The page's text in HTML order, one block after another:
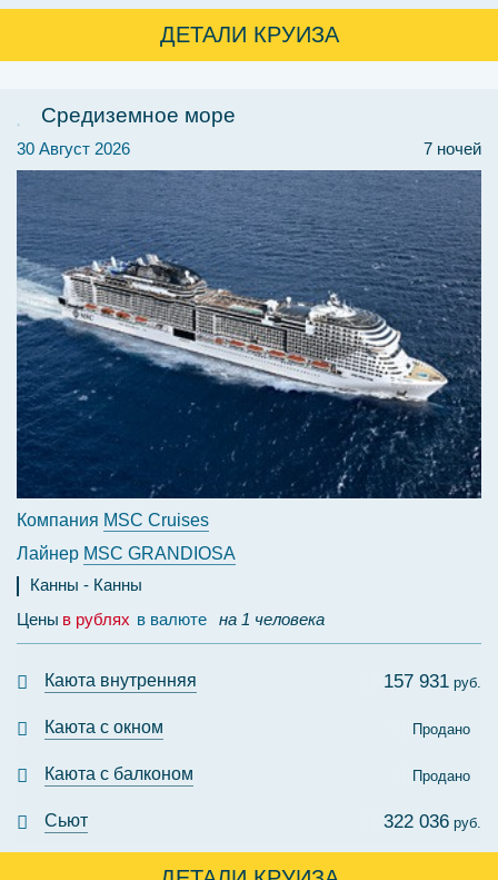
ДЕТАЛИ КРУИЗА
Средиземное море
7 ночей
30 Август 2026
Компания MSC Cruises
Лайнер MSC GRANDIOSA
Канны
Канны
Цены в рублях в валюте на 1 человека
Каюта внутренняя 157 931 руб.
Каюта с окном Продано
Каюта с балконом Продано
Сьют 322 036 руб.